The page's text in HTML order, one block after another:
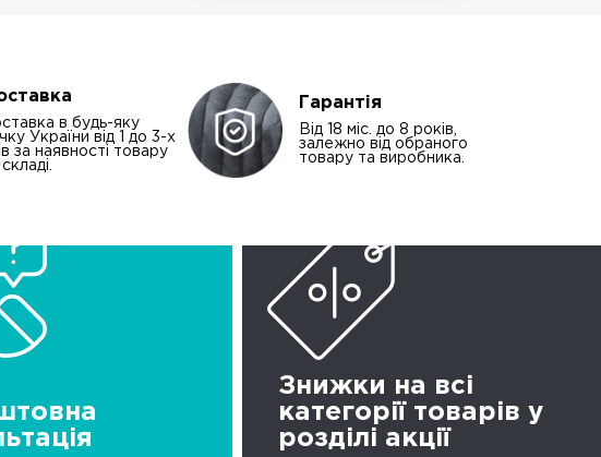
в будь-яку
України від 1 до 3-х
за наявності товару
Гарантія
Від 18 міс. до 8 років,
залежно від обраного
товару та виробника.
Знижки на всі
категорії товарів у
розділі акції